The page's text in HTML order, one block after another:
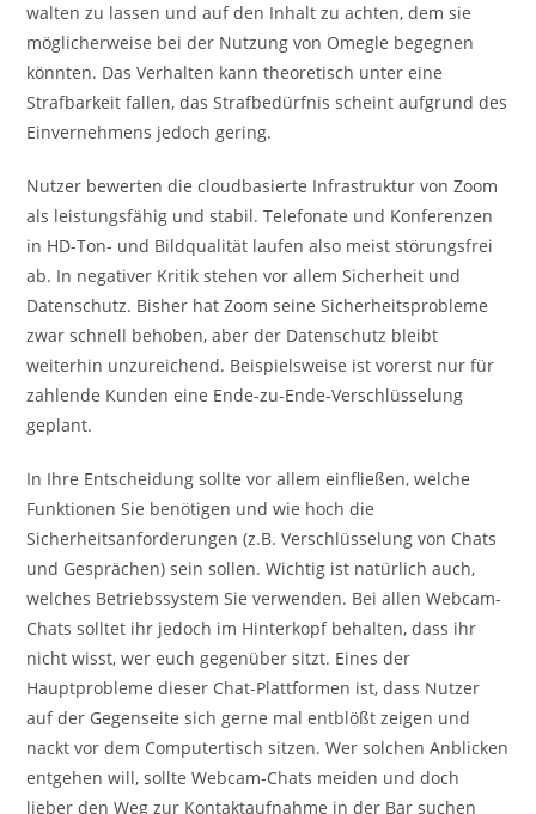
walten zu lassen und auf den Inhalt zu achten, dem sie
möglicherweise bei der Nutzung von Omegle begegnen
könnten. Das Verhalten kann theoretisch unter eine
Strafbarkeit fallen, das Strafbedürfnis scheint aufgrund des
Einvernehmens jedoch gering.
Nutzer bewerten die cloudbasierte Infrastruktur von Zoom
als leistungsfähig und stabil. Telefonate und Konferenzen
in HD-Ton- und Bildqualität laufen also meist störungsfrei
ab. In negativer Kritik stehen vor allem Sicherheit und
Datenschutz. Bisher hat Zoom seine Sicherheitsprobleme
zwar schnell behoben, aber der Datenschutz bleibt
weiterhin unzureichend. Beispielsweise ist vorerst nur für
zahlende Kunden eine Ende-zu-Ende-Verschlüsselung
geplant.
In Ihre Entscheidung sollte vor allem einfließen, welche
Funktionen Sie benötigen und wie hoch die
Sicherheitsanforderungen (z.B. Verschlüsselung von Chats
und Gesprächen) sein sollen. Wichtig ist natürlich auch,
welches Betriebssystem Sie verwenden. Bei allen Webcam-
Chats solltet ihr jedoch im Hinterkopf behalten, dass ihr
nicht wisst, wer euch gegenüber sitzt. Eines der
Hauptprobleme dieser Chat-Plattformen ist, dass Nutzer
auf der Gegenseite sich gerne mal entblößt zeigen und
nackt vor dem Computertisch sitzen. Wer solchen Anblicken
entgehen will, sollte Webcam-Chats meiden und doch
lieber den Weg zur Kontaktaufnahme in der Bar suchen